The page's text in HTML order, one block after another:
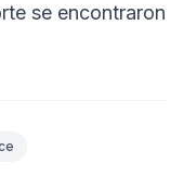
se encontraron